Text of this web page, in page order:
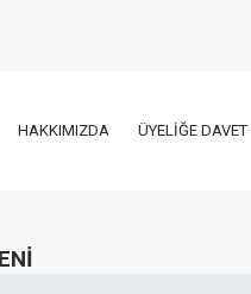
HAKKIMIZDA ÜYELIĞE DAVET